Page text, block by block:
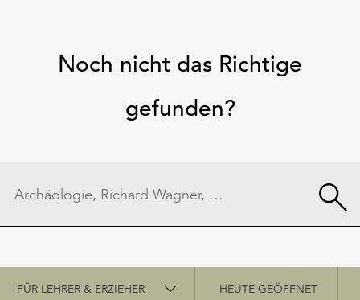
Noch nicht das Richtige
gefunden?
Schnellzugriff
FÜR LEHRER & ERZIEHER HEUTE GEÖFFNET